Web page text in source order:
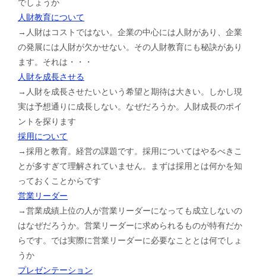
でしょうか
人財教育について
→人財はコストではない。企業の中心には人財があり、企業
の発展には人財が欠かせない。その人財教育にも秘訣があり
ます。それは・・・
人財を成長させる
→人財を成長させたいという希望と期待は大きい。しかし現
実は予想通りに成長しない。なぜだろうか。人財成長のポイ
ントを探ります
採用について
→採用と教育。経営の課題です。採用についてはやるべきこ
とが多すぎて理解されていません。まずは採用とは何かを知
っておくことからです
営業リーダー
→営業成績上位の人が営業リーダーになっても成立しないの
はなぜだろうか。営業リーダーに求められるものが特有だか
らです。では実際に営業リーダーに必要なこととは何でしょ
うか
プレゼンテーション